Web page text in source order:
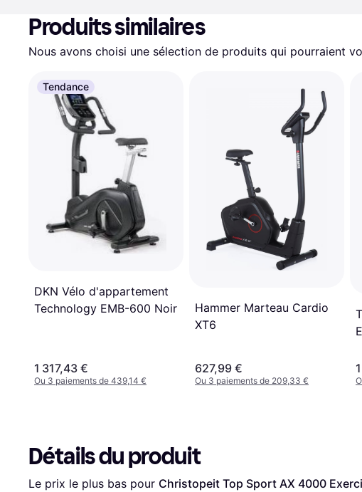
Produits similaires
Nous avons choisi une sélection de produits qui pourraient
Tendance
DKN Vélo d'appartement
Technology EMB-600 Noir
1 317,43 €
Ou 3 paiements de 439,14 €
Hammer Marteau Cardio
XT6
627,99 €
Ou 3 paiements de 209,33 €
Détails du produit
Le prix le plus bas pour Christopeit Top Sport AX 4000